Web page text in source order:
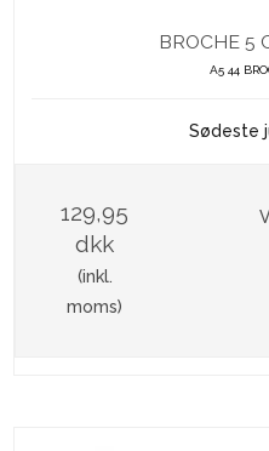
BROCHE 5
A5 44
Sødeste
129,95
dkk
(inkl.
moms)